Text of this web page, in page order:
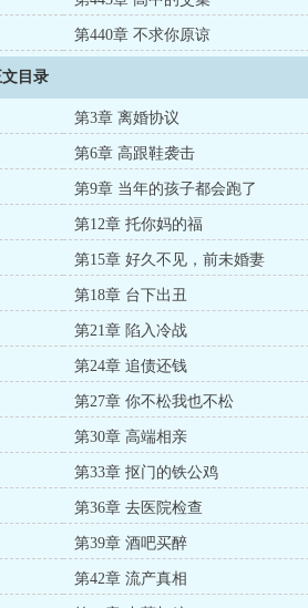
第440章 不求你原谅
文目录
第3章 离婚协议
第6章 高跟鞋袭击
第9章 当年的孩子都会跑了
第12章 托你妈的福
第15章 好久不见，前未婚妻
第18章 台下出丑
第21章 陷入冷战
第24章 追债还钱
第27章 你不松我也不松
第30章 高端相亲
第33章 抠门的铁公鸡
第36章 去医院检查
第39章 酒吧买醉
第42章 流产真相